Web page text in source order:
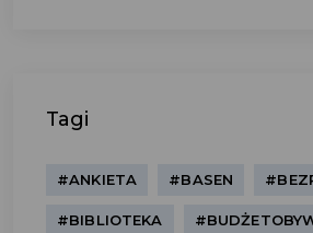
Tagi
#ANKIETA #BASEN
#BIBLIOTEKA